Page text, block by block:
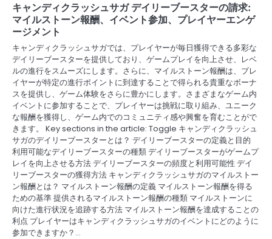
キャンディクラッシュサガ デイリーブースターの請求:
マイルストーン報酬、イベント参加、プレイヤーエンゲ
ージメント
キャンディクラッシュサガでは、プレイヤーが毎日獲得できる多彩な
デイリーブースターを提供しており、ゲームプレイを向上させ、レベ
ルの進行をスムーズにします。さらに、マイルストーン報酬は、プレ
イヤーが特定の進行ポイントに到達することで得られる貴重なボーナ
スを提供し、ゲーム体験をさらに豊かにします。さまざまなゲーム内
イベントに参加することで、プレイヤーは挑戦に取り組み、ユニーク
な報酬を獲得し、ゲーム内でのコミュニティ感や興奮を育むことがで
きます。 Key sections in the article: Toggle キャンディクラッシュ
サガのデイリーブースターとは？ デイリーブースターの定義と目的
利用可能なデイリーブースターの種類 デイリーブースターがゲームプ
レイを向上させる方法 デイリーブースターの頻度と利用可能性 デイ
リーブースターの獲得方法 キャンディクラッシュサガのマイルストー
ン報酬とは？ マイルストーン報酬の定義 マイルストーン報酬を得る
ための基準 提供されるマイルストーン報酬の種類 マイルストーンに
向けた進行状況を追跡する方法 マイルストーン報酬を達成することの
利点 プレイヤーはキャンディクラッシュサガのイベントにどのように
参加できますか？…